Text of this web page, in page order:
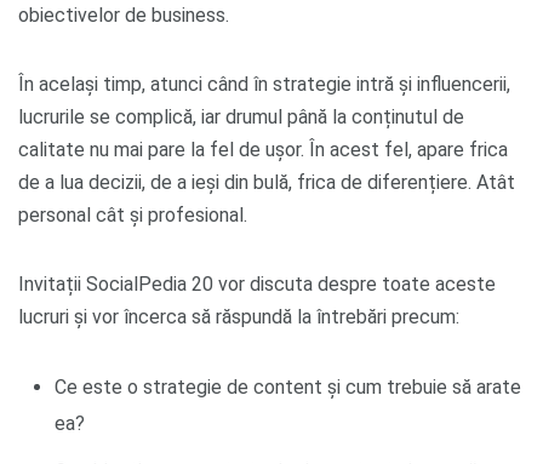
obiectivelor de business.
În același timp, atunci când în strategie intră și influencerii,
lucrurile se complică, iar drumul până la conținutul de
calitate nu mai pare la fel de ușor. În acest fel, apare frica
de a lua decizii, de a ieși din bulă, frica de diferențiere. Atât
personal cât și profesional.
Invitații SocialPedia 20 vor discuta despre toate aceste
lucruri și vor încerca să răspundă la întrebări precum:
Ce este o strategie de content și cum trebuie să arate
ea?